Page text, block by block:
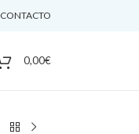
CONTACTO
0,00€